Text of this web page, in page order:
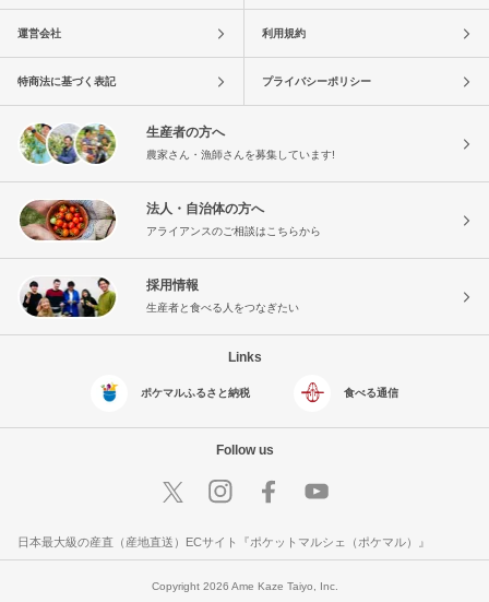
運営会社 利用規約
特商法に基づく表記 プライバシーポリシー
生産者の方へ
農家さん・漁師さんを募集しています!
法人・自治体の方へ
アライアンスのご相談はこちらから
採用情報
生産者と食べる人をつなぎたい
Links
ポケマルふるさと納税 食べる通信
Follow us
日本最大級の産直（産地直送）ECサイト『ポケットマルシェ（ポケマル）』
Copyright 2026 Ame Kaze Taiyo, Inc.